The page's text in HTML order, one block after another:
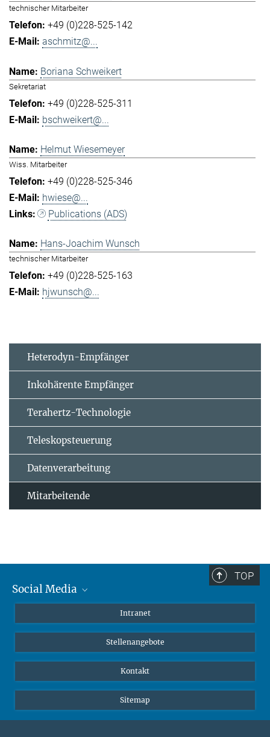
technischer Mitarbeiter
+49 (0)228-525-142
aschmitz@...
Boriana Schweikert
Sekretariat
+49 (0)228-525-311
bschweikert@...
Helmut Wiesemeyer
Wiss. Mitarbeiter
+49 (0)228-525-346
hwiese@...
Publications (ADS)
Hans-Joachim Wunsch
technischer Mitarbeiter
+49 (0)228-525-163
hjwunsch@...
Heterodyn-Empfänger
Inkohärente Empfänger
Terahertz-Technologie
Teleskopsteuerung
Datenverarbeitung
Mitarbeitende
TOP
Social Media
Instagram
LinkedIn
Intranet
Stellenangebote
Kontakt
Sitemap